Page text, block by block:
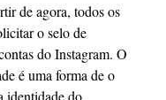
de agora, todos os
o selo de
do Instagram. O
é uma forma de o
identidade do